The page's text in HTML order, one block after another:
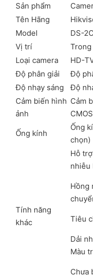
Sản phẩm
Tên Hãng
Model
DS-
Vị trí
Trong
Loại camera
HD-
Độ phân giải
Độ
Độ nhạy sáng
Độ
Cảm biến hình
ảnh
Cảm
CMOS
Ống kính
Ống
chọn)
Tính năng
khác
Hỗ
nhiễu
Hồng
Tiêu
Dải
Màu
Chưa